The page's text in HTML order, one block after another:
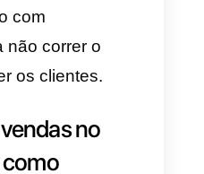
te pedir também um
que deverá
o bot, para